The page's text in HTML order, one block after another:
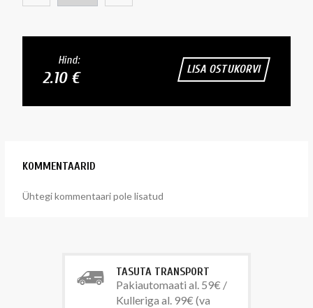
Hind:
2.10 € LISA OSTUKORVI
KOMMENTAARID
Ühtegi kommentaari pole lisatud
TASUTA TRANSPORT
Pakiautomaati al. 59€ /
Kulleriga al. 99€ (va